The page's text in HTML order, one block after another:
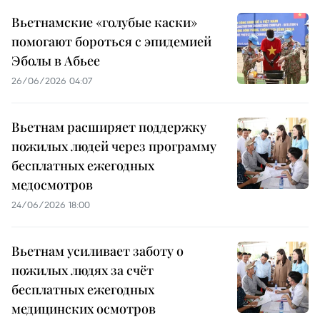
Вьетнамские «голубые каски»
помогают бороться с эпидемией
Эболы в Абьее
26/06/2026 04:07
Вьетнам расширяет поддержку
пожилых людей через программу
бесплатных ежегодных
медосмотров
24/06/2026 18:00
Вьетнам усиливает заботу о
пожилых людях за счёт
бесплатных ежегодных
медицинских осмотров